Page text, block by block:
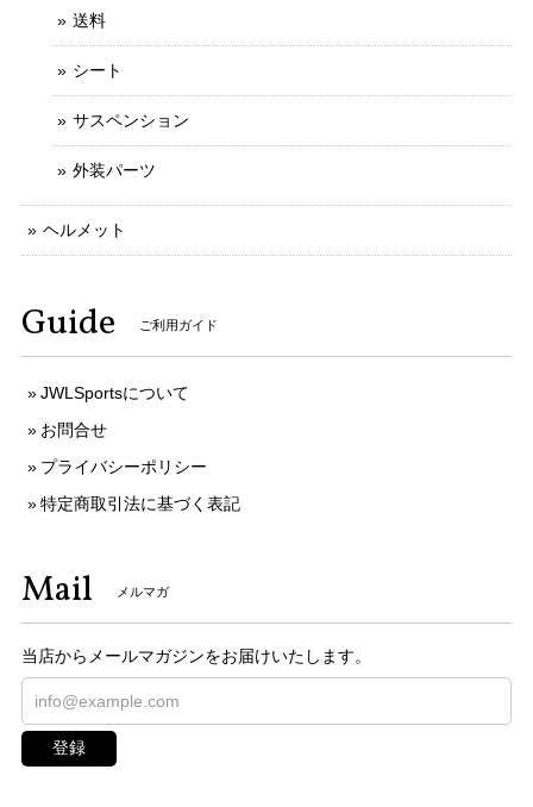
送料
シート
サスペンション
外装パーツ
ヘルメット
Guide ご利用ガイド
JWLSportsについて
お問合せ
プライバシーポリシー
特定商取引法に基づく表記
Mail メルマガ
当店からメールマガジンをお届けいたします。
登録